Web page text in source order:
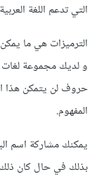
التي تدعم اللغة العربية.
و لديك مجموعة لغات
حروف لن يتمكن هذا
المفهوم.
يمكنك مشاركة اسم
بذلك في حال كان ذلك